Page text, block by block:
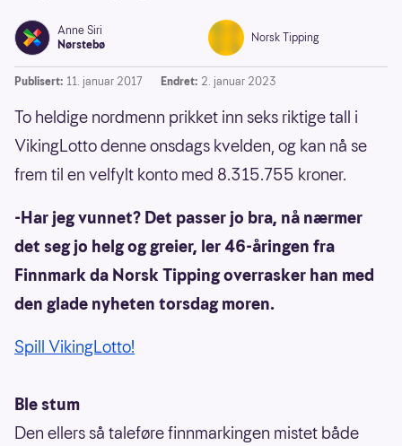
Anne Siri
Nørstebø
Norsk Tipping
Publisert: 11. januar 2017 Endret: 2. januar 2023
To heldige nordmenn prikket inn seks riktige tall i
VikingLotto denne onsdags kvelden, og kan nå se
frem til en velfylt konto med 8.315.755 kroner.
-Har jeg vunnet? Det passer jo bra, nå nærmer
det seg jo helg og greier, ler 46-åringen fra
Finnmark da Norsk Tipping overrasker han med
den glade nyheten torsdag moren.
Spill VikingLotto!
Ble stum
Den ellers så taleføre finnmarkingen mistet både